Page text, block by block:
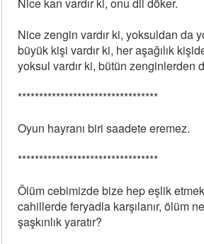
Nice zengin vardır ki, yoksuldan da
büyük kişi vardır ki, her aşağılık
yoksul vardır ki, bütün zenginlerden
*********************************
Oyun hayranı biri saadete eremez.
*********************************
Ölüm cebimizde bize hep eşlik
cahillerde feryadla karşılanır, ölüm
şaşkınlık yaratır?